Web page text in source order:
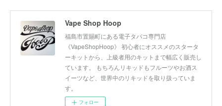
Vape Shop Hoop
福島市置賜町にある電子タバコ専門店
《VapeShopHoop》 初心者にオススメのスタータ
ーキットから、上級者用のキットまで幅広く販売し
ています。 もちろんリキッドもフルーツやお酒ス
イーツなど、世界中のリキッドを取り扱っていま
す。
フォロー